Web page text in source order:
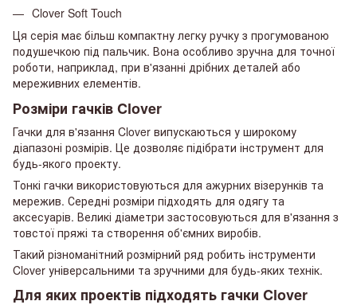
Clover Soft Touch
Ця серія має більш компактну легку ручку з прогумованою
подушечкою під пальчик. Вона особливо зручна для точної
роботи, наприклад, при в'язанні дрібних деталей або
мереживних елементів.
Розміри гачків Clover
Гачки для в'язання Clover випускаються у широкому
діапазоні розмірів. Це дозволяє підібрати інструмент для
будь-якого проекту.
Тонкі гачки використовуються для ажурних візерунків та
мережив. Середні розміри підходять для одягу та
аксесуарів. Великі діаметри застосовуються для в'язання з
товстої пряжі та створення об'ємних виробів.
Такий різноманітний розмірний ряд робить інструменти
Clover універсальними та зручними для будь-яких технік.
Для яких проектів підходять гачки Clover